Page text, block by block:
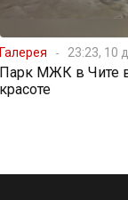
Галерея 23:23, 10
Парк МЖК в Чите
красоте